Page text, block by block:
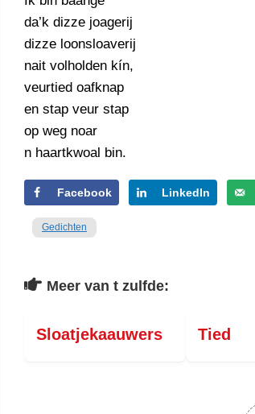
TIEDSCHRIFT
KREUZE
VERHOALEN
da’k dizze joagerij
dizze loonsloaverij
nait volholden kín,
veurtied oafknap
en stap veur stap
op weg noar
n haartkwoal bin.
Facebook LinkedIn
Gedichten
Meer van t zulfde:
Sloatjekaauwers Tied